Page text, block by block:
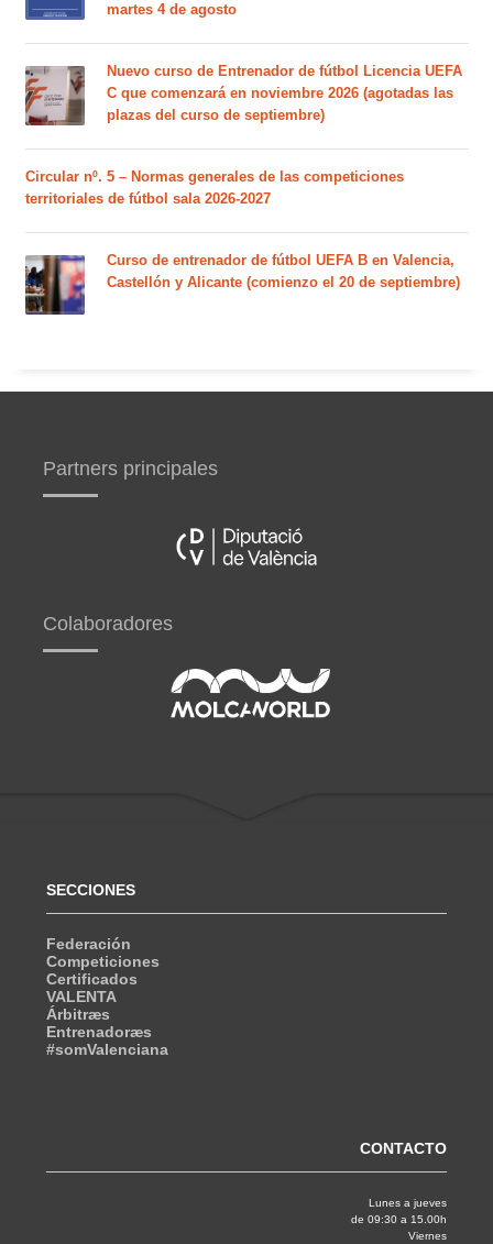
martes 4 de agosto
Nuevo curso de Entrenador de fútbol Licencia UEFA
C que comenzará en noviembre 2026 (agotadas las
plazas del curso de septiembre)
Circular nº. 5 – Normas generales de las competiciones
territoriales de fútbol sala 2026-2027
Curso de entrenador de fútbol UEFA B en Valencia,
Castellón y Alicante (comienzo el 20 de septiembre)
Partners principales
Colaboradores
SECCIONES
Federación
Competiciones
Certificados
VALENTA
Árbitræs
Entrenadoræs
#somValenciana
CONTACTO
Lunes a jueves
de 09:30 a 15.00h
Viernes